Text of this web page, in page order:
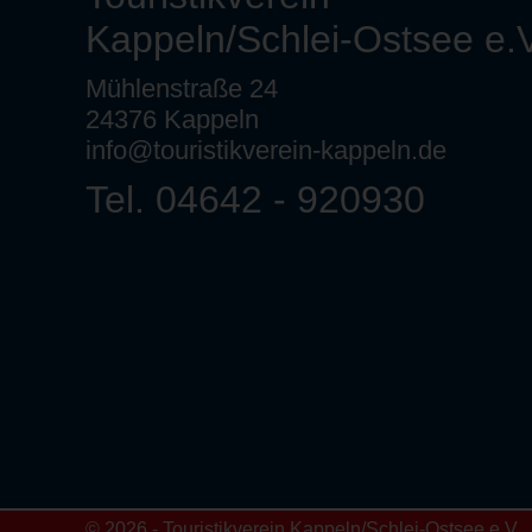
Kappeln/Schlei-Ostsee
Mühlenstraße 24
24376 Kappeln
info@touristikverein-kappeln.de
Tel. 04642 - 920930